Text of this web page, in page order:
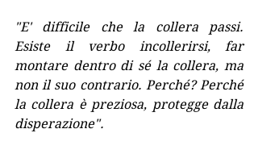
"E' difficile che la collera passi.
Esiste il verbo incollerirsi, far
montare dentro di sé la collera, ma
non il suo contrario. Perché? Perché
la collera è preziosa, protegge dalla
disperazione".